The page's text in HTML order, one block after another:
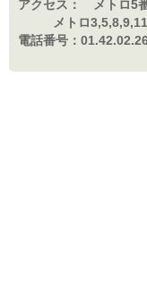
アクセス：
メトロ5
メトロ
電話番号：